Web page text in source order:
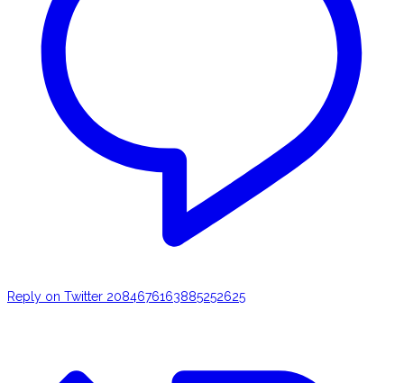
Reply on Twitter 2084676163885252625